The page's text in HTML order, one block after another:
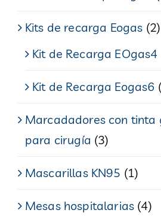
Kits de recarga Eogas (2)
Kit de Recarga EOgas4
Kit de Recarga Eogas6
Marcadadores con tinta
para cirugía (3)
Mascarillas KN95 (1)
Mesas hospitalarias (4)